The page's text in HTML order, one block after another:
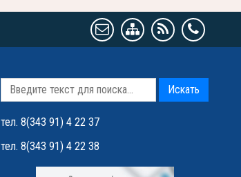
Искать
тел. 8(343 91) 4 22 37
тел. 8(343 91) 4 22 38